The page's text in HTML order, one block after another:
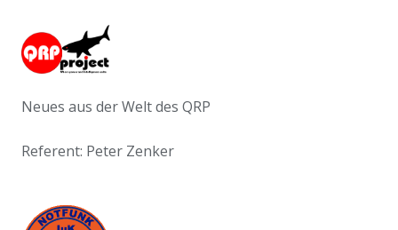
Neues aus der Welt des QRP
Referent: Peter Zenker